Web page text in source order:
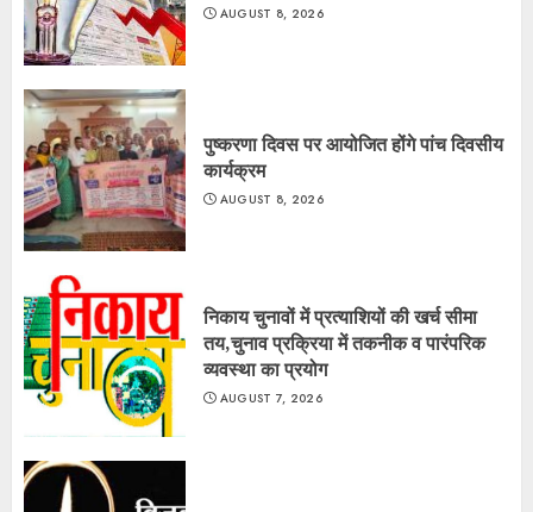
AUGUST 8, 2026
पुष्करणा दिवस पर आयोजित होंगे पांच दिवसीय
कार्यक्रम
AUGUST 8, 2026
निकाय चुनावों में प्रत्याशियों की खर्च सीमा
तय,चुनाव प्रक्रिया में तकनीक व पारंपरिक
व्यवस्था का प्रयोग
AUGUST 7, 2026